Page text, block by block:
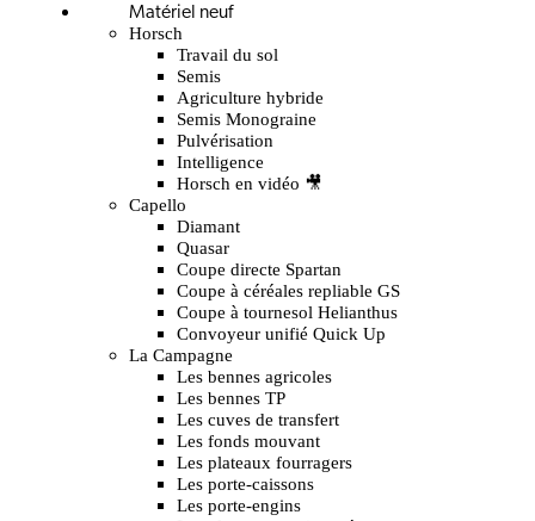
Matériel neuf
Horsch
Travail du sol
Semis
Agriculture hybride
Semis Monograine
Pulvérisation
Intelligence
Horsch en vidéo 🎥
Capello
Diamant
Quasar
Coupe directe Spartan
Coupe à céréales repliable GS
Coupe à tournesol Helianthus
Convoyeur unifié Quick Up
La Campagne
Les bennes agricoles
Les bennes TP
Les cuves de transfert
Les fonds mouvant
Les plateaux fourragers
Les porte-caissons
Les porte-engins